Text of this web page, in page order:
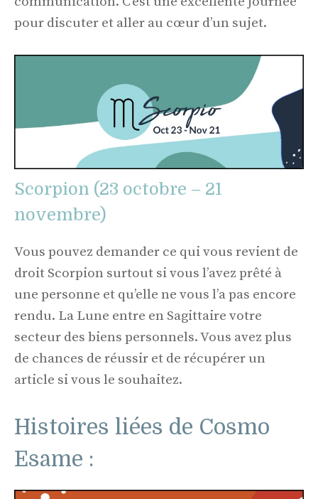
pour discuter et aller au cœur d’un sujet.
Scorpion (23 octobre – 21
novembre)
Vous pouvez demander ce qui vous revient de
droit Scorpion surtout si vous l’avez prêté à
une personne et qu’elle ne vous l’a pas encore
rendu. La Lune entre en Sagittaire votre
secteur des biens personnels. Vous avez plus
de chances de réussir et de récupérer un
article si vous le souhaitez.
Histoires liées de Cosmo
Esame :